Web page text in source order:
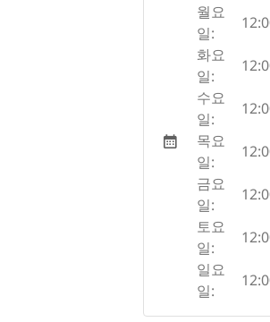
월요
일:
화요
일:
수요
일:
목요
일:
금요
일:
토요
일:
일요
일: